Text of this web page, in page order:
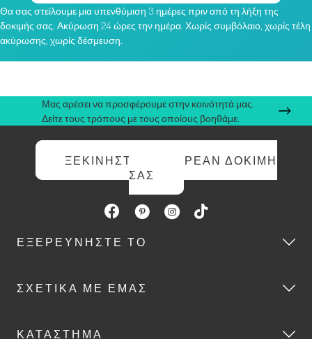
Θα σας στείλουμε μια υπενθύμιση 3 ημέρες πριν από τη λήξη της
δοκιμής σας. Ακύρωση 24 ώρες την ημέρα. Χωρίς συμβόλαιο, χωρίς τέλη
ακύρωσης, χωρίς δέσμευση.
Μας αρέσει να προσφέρουμε στην κοινότητά μας.
Δείτε τους τρόπους με τους οποίους βοηθάμε.
ΞΕΚΙΝΉΣΤΕ ΤΗ ΔΩΡΕΆΝ ΔΟΚΙΜΉ
ΣΑΣ
ΕΞΕΡΕΥΝΉΣΤΕ ΤΟ
ΣΧΕΤΙΚΆ ΜΕ ΕΜΆΣ
ΚΑΤΆΣΤΗΜΑ